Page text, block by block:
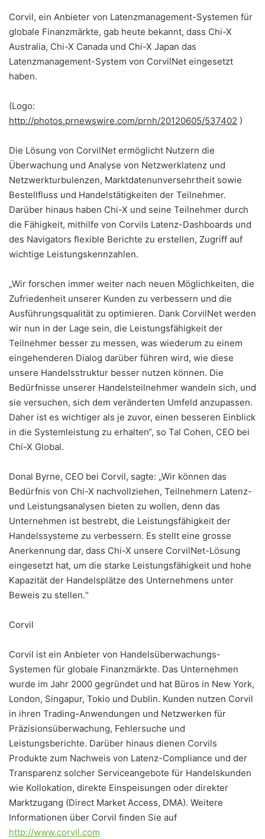
Corvil, ein Anbieter von Latenzmanagement-Systemen für
globale Finanzmärkte, gab heute bekannt, dass Chi-X
Australia, Chi-X Canada und Chi-X Japan das
Latenzmanagement-System von CorvilNet eingesetzt
haben.
(Logo:
http://photos.prnewswire.com/prnh/20120605/537402 )
Die Lösung von CorvilNet ermöglicht Nutzern die
Überwachung und Analyse von Netzwerklatenz und
Netzwerkturbulenzen, Marktdatenunversehrtheit sowie
Bestellfluss und Handelstätigkeiten der Teilnehmer.
Darüber hinaus haben Chi-X und seine Teilnehmer durch
die Fähigkeit, mithilfe von Corvils Latenz-Dashboards und
des Navigators flexible Berichte zu erstellen, Zugriff auf
wichtige Leistungskennzahlen.
„Wir forschen immer weiter nach neuen Möglichkeiten, die
Zufriedenheit unserer Kunden zu verbessern und die
Ausführungsqualität zu optimieren. Dank CorvilNet werden
wir nun in der Lage sein, die Leistungsfähigkeit der
Teilnehmer besser zu messen, was wiederum zu einem
eingehenderen Dialog darüber führen wird, wie diese
unsere Handelsstruktur besser nutzen können. Die
Bedürfnisse unserer Handelsteilnehmer wandeln sich, und
sie versuchen, sich dem veränderten Umfeld anzupassen.
Daher ist es wichtiger als je zuvor, einen besseren Einblick
in die Systemleistung zu erhalten“, so Tal Cohen, CEO bei
Chi-X Global.
Donal Byrne, CEO bei Corvil, sagte: „Wir können das
Bedürfnis von Chi-X nachvollziehen, Teilnehmern Latenz-
und Leistungsanalysen bieten zu wollen, denn das
Unternehmen ist bestrebt, die Leistungsfähigkeit der
Handelssysteme zu verbessern. Es stellt eine grosse
Anerkennung dar, dass Chi-X unsere CorvilNet-Lösung
eingesetzt hat, um die starke Leistungsfähigkeit und hohe
Kapazität der Handelsplätze des Unternehmens unter
Beweis zu stellen.“
Corvil
Corvil ist ein Anbieter von Handelsüberwachungs-
Systemen für globale Finanzmärkte. Das Unternehmen
wurde im Jahr 2000 gegründet und hat Büros in New York,
London, Singapur, Tokio und Dublin. Kunden nutzen Corvil
in ihren Trading-Anwendungen und Netzwerken für
Präzisionsüberwachung, Fehlersuche und
Leistungsberichte. Darüber hinaus dienen Corvils
Produkte zum Nachweis von Latenz-Compliance und der
Transparenz solcher Serviceangebote für Handelskunden
wie Kollokation, direkte Einspeisungen oder direkter
Marktzugang (Direct Market Access, DMA). Weitere
Informationen über Corvil finden Sie auf
http://www.corvil.com